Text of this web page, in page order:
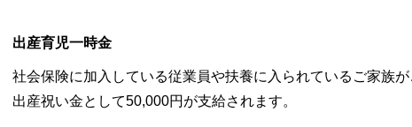
出産育児一時金
社会保険に加入している従業員や扶養に入られているご家族
出産祝い金として50,000円が支給されます。